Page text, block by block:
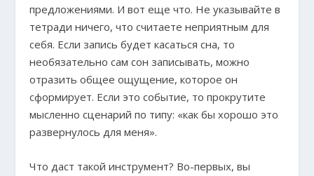
предложениями. И вот еще что. Не указывайте в
тетради ничего, что считаете неприятным для
себя. Если запись будет касаться сна, то
необязательно сам сон записывать, можно
отразить общее ощущение, которое он
сформирует. Если это событие, то прокрутите
мысленно сценарий по типу: «как бы хорошо это
развернулось для меня».
Что даст такой инструмент? Во-первых, вы